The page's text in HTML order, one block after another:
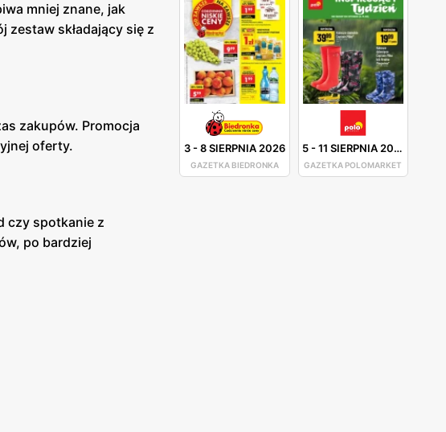
3-8 SIERPNIA 2026
GAZETKA BIEDRONKA
5-11 SIERPNIA 2026
GAZETKA POLOMARKET
mniej znane, jak
składający się z
zakupów. Promocja
oferty.
czy spotkanie z
po bardziej